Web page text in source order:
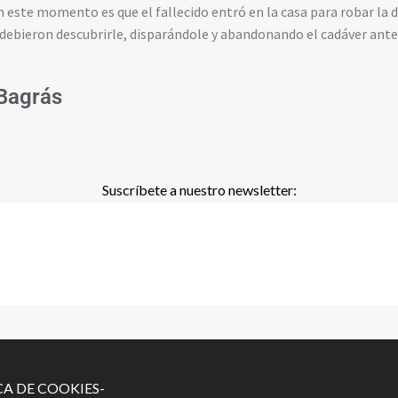
este momento es que el fallecido entró en la casa para robar la
descubrirle, disparándole y abandonando el cadáver
Suscríbete a nuestro newsletter:
DE COOKIES-